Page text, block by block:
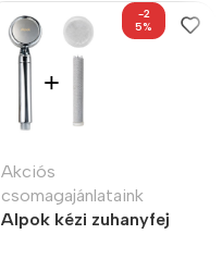
-2
5%
Akciós
csomagajánlataink
Alpok kézi zuhanyfej